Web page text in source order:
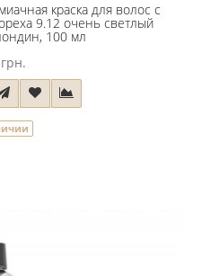
краска для волос с
9.12 очень светлый
100 мл